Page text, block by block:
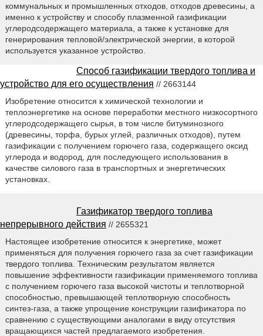
коммунальных и промышленных отходов, отходов древесины, а
именно к устройству и способу плазменной газификации
углеродсодержащего материала, а также к установке для
генерирования тепловой/электрической энергии, в которой
используется указанное устройство.
Способ газификации твердого топлива и
устройство для его осуществления // 2663144
Изобретение относится к химической технологии и
теплоэнергетике на основе переработки местного низкосортного
углеродсодержащего сырья, в том числе битуминозного
(древесины, торфа, бурых углей, различных отходов), путем
газификации с получением горючего газа, содержащего оксид
углерода и водород, для последующего использования в
качестве силового газа в транспортных и энергетических
установках.
Газификатор твердого топлива
непрерывного действия // 2655321
Настоящее изобретение относится к энергетике, может
применяться для получения горючего газа за счет газификации
твердого топлива. Техническим результатом является
повышение эффективности газификации применяемого топлива
с получением горючего газа высокой чистоты и теплотворной
способностью, превышающей теплотворную способность
синтез-газа, а также упрощение конструкции газификатора по
сравнению с существующими аналогами в виду отсутствия
вращающихся частей предлагаемого изобретения.